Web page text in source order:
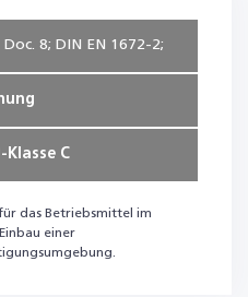
Doc. 8; DIN EN 1672-2;
Klasse C
das Betriebsmittel im
einer